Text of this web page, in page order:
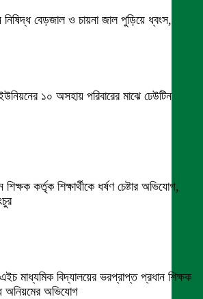
বেড়জাল ও চায়না জাল পুড়িয়ে ধ্বংস,
১০ অসহায় পরিবারের মাঝে ঢেউটিন
কর্তৃক শিক্ষার্থীকে ধর্ষণ চেষ্টার অভিযোগ,
মাধ্যমিক বিদ্যালয়ের ভরপ্রাপ্ত প্রধান শিক্ষক
অনিয়মের অভিযোগ